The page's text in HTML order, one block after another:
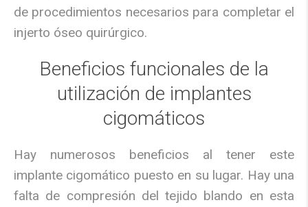
de procedimientos necesarios para completar el
injerto óseo quirúrgico.
Beneficios funcionales de la
utilización de implantes
cigomáticos
Hay numerosos beneficios al tener este
implante cigomático puesto en su lugar. Hay una
falta de compresión del tejido blando en esta